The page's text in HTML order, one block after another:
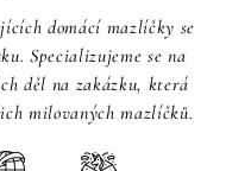
domácí mazlíčky se
Specializujeme se na
děl na zakázku, která
milovaných mazlíčků.